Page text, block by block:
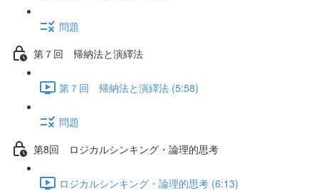
問題
第７回 帰納法と演繹法
第７回 帰納法と演繹法 (5:58)
問題
第8回 ロジカルシンキング・論理的思考
ロジカルシンキング・論理的思考 (6:13)